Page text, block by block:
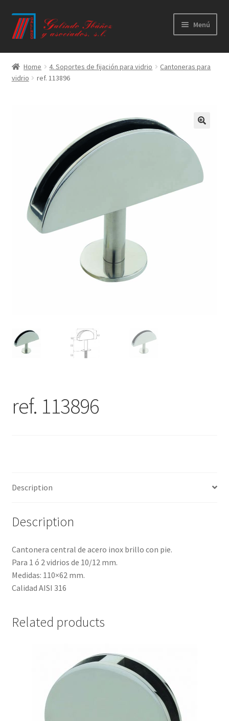
Ir
a
Ir
al
Menú
Principal
Productos
Contacto
Trabaja con nosotros
Home 4. Soportes de fijación para vidrio
Cantoneras para
vidrio
ref. 113896
ref. 113896
Description
Description
Cantonera central de acero inox brillo con pie.
Para 1 ó 2 vidrios de 10/12 mm.
Medidas: 110×62 mm.
Calidad AISI 316
Related products